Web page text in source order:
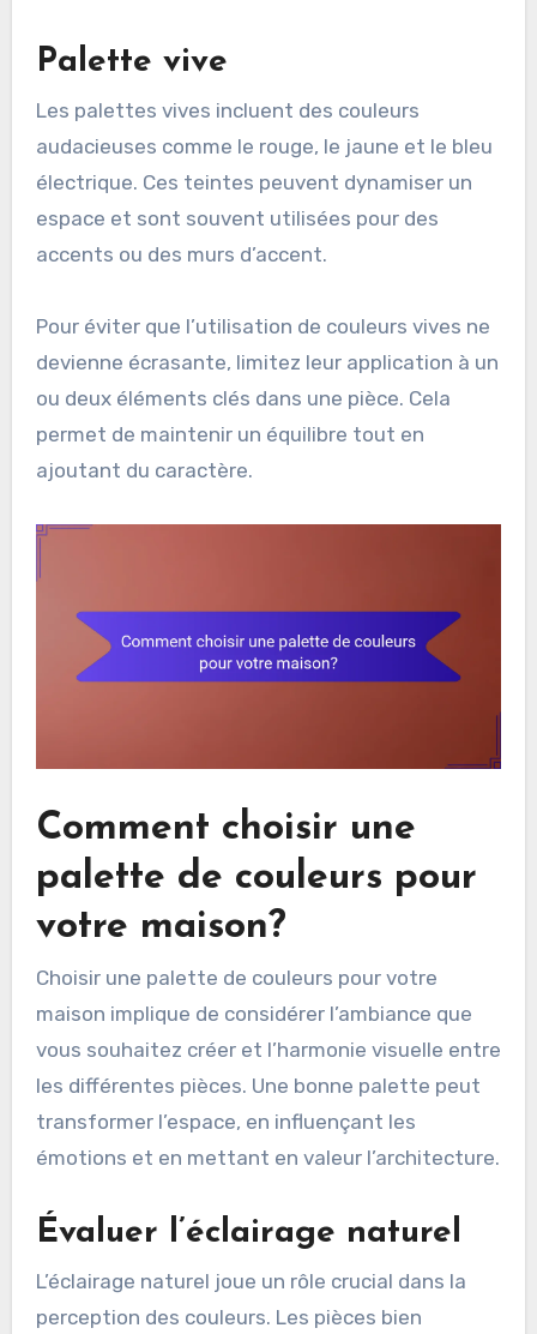
Palette vive
Les palettes vives incluent des couleurs
audacieuses comme le rouge, le jaune et le bleu
électrique. Ces teintes peuvent dynamiser un
espace et sont souvent utilisées pour des
accents ou des murs d’accent.
Pour éviter que l’utilisation de couleurs vives ne
devienne écrasante, limitez leur application à un
ou deux éléments clés dans une pièce. Cela
permet de maintenir un équilibre tout en
ajoutant du caractère.
Comment choisir une
palette de couleurs pour
votre maison?
Choisir une palette de couleurs pour votre
maison implique de considérer l’ambiance que
vous souhaitez créer et l’harmonie visuelle entre
les différentes pièces. Une bonne palette peut
transformer l’espace, en influençant les
émotions et en mettant en valeur l’architecture.
Évaluer l’éclairage naturel
L’éclairage naturel joue un rôle crucial dans la
perception des couleurs. Les pièces bien